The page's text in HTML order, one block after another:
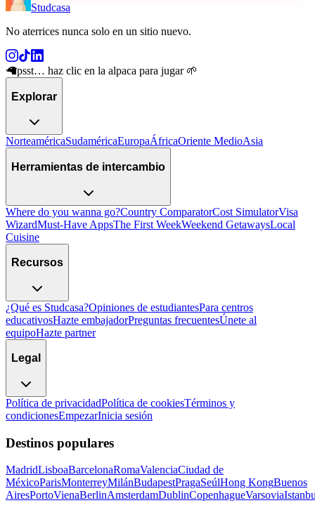
Studcasa
No aterrices nunca solo en un sitio nuevo.
🦙psst… haz clic en la alpaca para jugar 🌱
Explorar
NorteaméricaSudaméricaEuropaÁfricaOriente MedioAsia
Herramientas de intercambio
Where do you wanna go?Country ComparatorCost SimulatorVisa
WizardMust-Have AppsThe First WeekWeekend GetawaysLocal
Cuisine
Recursos
¿Qué es Studcasa?Opiniones de estudiantesPara centros
educativosHazte embajadorPreguntas frecuentesÚnete al
equipoHazte partner
Legal
Política de privacidadPolítica de cookiesTérminos y
condicionesEmpezarInicia sesión
Destinos populares
MadridLisboaBarcelonaRomaValenciaCiudad de
MéxicoParisMonterreyMilánBudapestPragaSeúlHong KongBuenos
AiresPortoVienaBerlinAmsterdamDublinCopenhagueVarsovia